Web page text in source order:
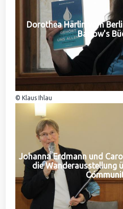
Dorothea Härlin vom
Barlow's
© Klaus Ihlau
Johanna Erdmann und
die Wanderausstellung